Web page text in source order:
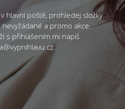
hlavní poště, prohledej složky
a promo akce.
s přihlášením mi napiš